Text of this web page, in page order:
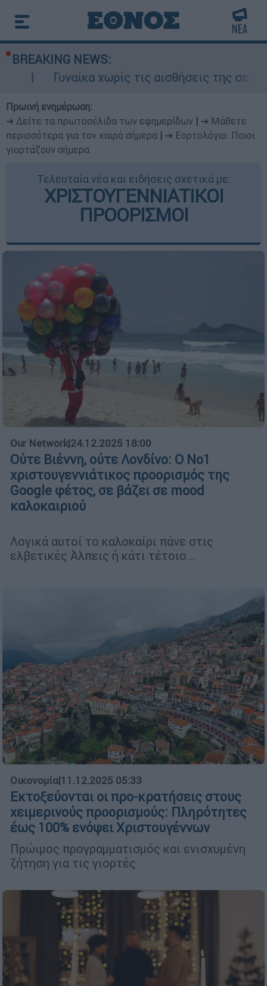
BREAKING NEWS:
χωρίς τις αισθήσεις της σε ακάλυπτο
Πρωινή ενημέρωση:
➔ Δείτε τα πρωτοσέλιδα των εφημερίδων
➔ Μάθετε
περισσότερα για τον καιρό σήμερα
➔ Εορτολόγιο: Ποιοι
γιορτάζουν σήμερα
Τελευταία νέα και ειδήσεις σχετικά με:
ΧΡΙΣΤΟΥΓΕΝΝΙΑΤΙΚΟΙ
ΠΡΟΟΡΙΣΜΟΙ
Our Network|24.12.2025 18:00
Ούτε Βιέννη, ούτε Λονδίνο: Ο Νο1
χριστουγεννιάτικος προορισμός της
Google φέτος, σε βάζει σε mood
καλοκαιριού
Λογικά αυτοί το καλοκαίρι πάνε στις
ελβετικές Άλπεις ή κάτι τέτοιο…
Οικονομία|11.12.2025 05:33
Εκτοξεύονται οι προ-κρατήσεις στους
χειμερινούς προορισμούς: Πληρότητες
έως 100% ενόψει Χριστουγέννων
Πρώιμος προγραμματισμός και ενισχυμένη
ζήτηση για τις γιορτές